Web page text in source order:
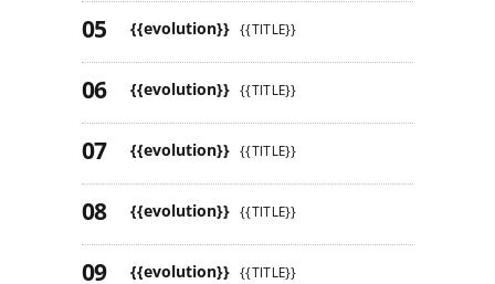
{{evolution}} {{TITLE}}
{{evolution}} {{TITLE}}
{{evolution}} {{TITLE}}
{{evolution}} {{TITLE}}
{{evolution}} {{TITLE}}